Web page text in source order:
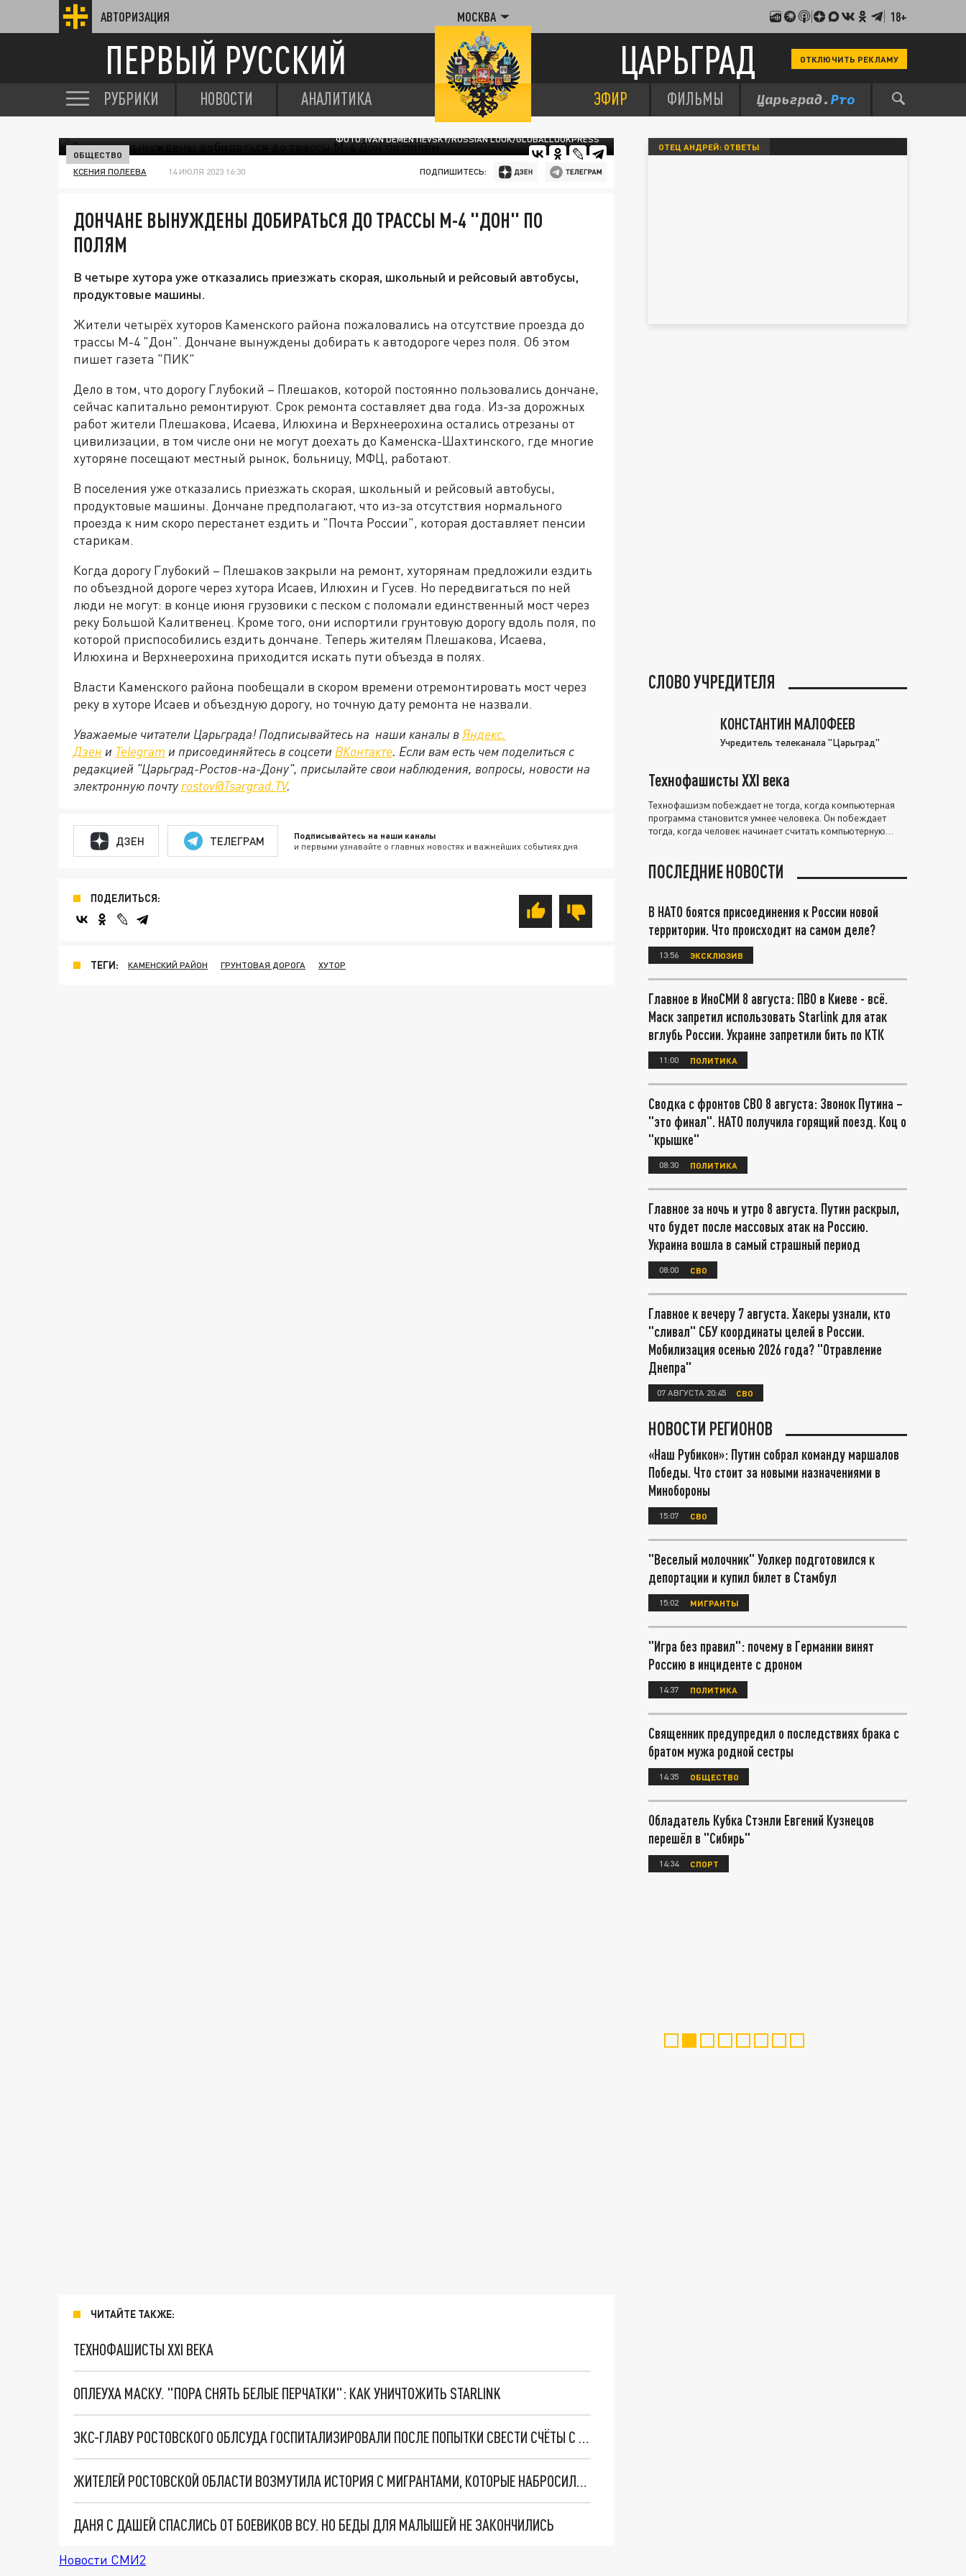
АВТОРИЗАЦИЯ МОСКВА 18+
ПЕРВЫЙ РУССКИЙ ЦАРЬГРАД ОТКЛЮЧИТЬ РЕКЛАМУ
РУБРИКИ НОВОСТИ АНАЛИТИКА ЭФИР ФИЛЬМЫ
ФОТО: IVAN DEMENTIEVSKY/RUSSIAN LOOK/GLOBALLOOKPRESS
ОБЩЕСТВО
КСЕНИЯ ПОЛЕЕВА 14 ИЮЛЯ 2023 16:30 ПОДПИШИТЕСЬ:
ДОНЧАНЕ ВЫНУЖДЕНЫ ДОБИРАТЬСЯ ДО ТРАССЫ М-4 "ДОН" ПО
ПОЛЯМ
В четыре хутора уже отказались приезжать скорая, школьный и рейсовый автобусы,
продуктовые машины.
Жители четырёх хуторов Каменского района пожаловались на отсутствие проезда до
трассы М-4 "Дон". Дончане вынуждены добирать к автодороге через поля. Об этом
пишет газета "ПИК"
Дело в том, что дорогу Глубокий – Плешаков, которой постоянно пользовались дончане,
сейчас капитально ремонтируют. Срок ремонта составляет два года. Из-за дорожных
работ жители Плешакова, Исаева, Илюхина и Верхнеерохина остались отрезаны от
цивилизации, в том числе они не могут доехать до Каменска-Шахтинского, где многие
хуторяне посещают местный рынок, больницу, МФЦ, работают.
В поселения уже отказались приезжать скорая, школьный и рейсовый автобусы,
продуктовые машины. Дончане предполагают, что из-за отсутствия нормального
проезда к ним скоро перестанет ездить и "Почта России", которая доставляет пенсии
старикам.
Когда дорогу Глубокий – Плешаков закрыли на ремонт, хуторянам предложили ездить
по объездной дороге через хутора Исаев, Илюхин и Гусев. Но передвигаться по ней
люди не могут: в конце июня грузовики с песком с поломали единственный мост через
реку Большой Калитвенец. Кроме того, они испортили грунтовую дорогу вдоль поля, по
которой приспособились ездить дончане. Теперь жителям Плешакова, Исаева,
Илюхина и Верхнеерохина приходится искать пути объезда в полях.
Власти Каменского района пообещали в скором времени отремонтировать мост через
реку в хуторе Исаев и объездную дорогу, но точную дату ремонта не назвали.
Уважаемые читатели Царьграда! Подписывайтесь на наши каналы вЯндекс.
Дзен и Telegram и присоединяйтесь в соцсети ВКонтакте. Если вам есть чем поделиться с
редакцией "Царьград-Ростов-на-Дону", присылайте свои наблюдения, вопросы, новости на
электронную почту rostov@Tsargrad.ТV.
ДЗЕН ТЕЛЕГРАМ Подписывайтесь на наши каналы
и первыми узнавайте о главных новостях и важнейших событиях дня.
ПОДЕЛИТЬСЯ:
ТЕГИ: КАМЕНСКИЙ РАЙОН ГРУНТОВАЯ ДОРОГА ХУТОР
ЧИТАЙТЕ ТАКЖЕ:
ТЕХНОФАШИСТЫ XXI ВЕКА
ОПЛЕУХА МАСКУ. "ПОРА СНЯТЬ БЕЛЫЕ ПЕРЧАТКИ": КАК УНИЧТОЖИТЬ STARLINK
ЭКС-ГЛАВУ РОСТОВСКОГО ОБЛСУДА ГОСПИТАЛИЗИРОВАЛИ ПОСЛЕ ПОПЫТКИ СВЕСТИ СЧЁТЫ С ЖИЗНЬЮ
ЖИТЕЛЕЙ РОСТОВСКОЙ ОБЛАСТИ ВОЗМУТИЛА ИСТОРИЯ С МИГРАНТАМИ, КОТОРЫЕ НАБРОСИЛИСЬ НА РУССКИХ СТРОИТЕЛЕЙ
ДАНЯ С ДАШЕЙ СПАСЛИСЬ ОТ БОЕВИКОВ ВСУ. НО БЕДЫ ДЛЯ МАЛЫШЕЙ НЕ ЗАКОНЧИЛИСЬ
Новости СМИ2
ОТЕЦ АНДРЕЙ: ОТВЕТЫ
СЛОВО УЧРЕДИТЕЛЯ
КОНСТАНТИН МАЛОФЕЕВ
Учредитель телеканала "Царьград"
Технофашисты XXI века
Технофашизм побеждает не тогда, когда компьютерная
программа становится умнее человека. Он побеждает
тогда, когда человек начинает считать компьютерную
ПОСЛЕДНИЕ НОВОСТИ
В НАТО боятся присоединения к России новой
территории. Что происходит на самом деле?
13:56 ЭКСКЛЮЗИВ
Главное в ИноСМИ 8 августа: ПВО в Киеве - всё.
Маск запретил использовать Starlink для атак
вглубь России. Украине запретили бить по КТК
11:00 ПОЛИТИКА
Сводка с фронтов СВО 8 августа: Звонок Путина –
"это финал". НАТО получила горящий поезд. Коц о
"крышке"
08:30 ПОЛИТИКА
Главное за ночь и утро 8 августа. Путин раскрыл,
что будет после массовых атак на Россию.
Украина вошла в самый страшный период
08:00 СВО
Главное к вечеру 7 августа. Хакеры узнали, кто
"сливал" СБУ координаты целей в России.
Мобилизация осенью 2026 года? "Отравление
Днепра"
07 АВГУСТА 20:45 СВО
НОВОСТИ РЕГИОНОВ
«Наш Рубикон»: Путин собрал команду маршалов
Победы. Что стоит за новыми назначениями в
Минобороны
15:07 СВО
"Веселый молочник" Уолкер подготовился к
депортации и купил билет в Стамбул
15:02 МИГРАНТЫ
"Игра без правил": почему в Германии винят
Россию в инциденте с дроном
14:37 ПОЛИТИКА
Священник предупредил о последствиях брака с
братом мужа родной сестры
14:35 ОБЩЕСТВО
Обладатель Кубка Стэнли Евгений Кузнецов
перешёл в "Сибирь"
14:34 СПОРТ